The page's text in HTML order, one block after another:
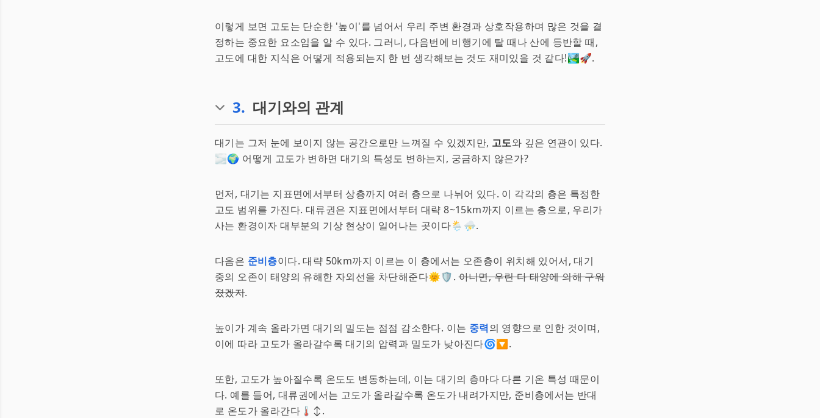
이렇게 보면 고도는 단순한 '높이'를 넘어서 우리 주변 환경과 상호작용하며 많은 것을 결
정하는 중요한 요소임을 알 수 있다. 그러니, 다음번에 비행기에 탈 때나 산에 등반할 때,
고도에 대한 지식은 어떻게 적용되는지 한 번 생각해보는 것도 재미있을 것 같다!🏞️🚀.
3. 대기와의 관계
대기는 그저 눈에 보이지 않는 공간으로만 느껴질 수 있겠지만, 고도와 깊은 연관이 있다.
🌫️🌍 어떻게 고도가 변하면 대기의 특성도 변하는지, 궁금하지 않은가?
먼저, 대기는 지표면에서부터 상층까지 여러 층으로 나뉘어 있다. 이 각각의 층은 특정한
고도 범위를 가진다. 대류권은 지표면에서부터 대략 8~15km까지 이르는 층으로, 우리가
사는 환경이자 대부분의 기상 현상이 일어나는 곳이다🌦️⛈️.
다음은 준비층이다. 대략 50km까지 이르는 이 층에서는 오존층이 위치해 있어서, 대기
중의 오존이 태양의 유해한 자외선을 차단해준다🌞🛡️.아니면, 우린 다 태양에 의해 구워
졌겠지.
높이가 계속 올라가면 대기의 밀도는 점점 감소한다. 이는 중력의 영향으로 인한 것이며,
이에 따라 고도가 올라갈수록 대기의 압력과 밀도가 낮아진다🌀🔽.
또한, 고도가 높아질수록 온도도 변동하는데, 이는 대기의 층마다 다른 기온 특성 때문이
다. 예를 들어, 대류권에서는 고도가 올라갈수록 온도가 내려가지만, 준비층에서는 반대
로 온도가 올라간다🌡️↕️.